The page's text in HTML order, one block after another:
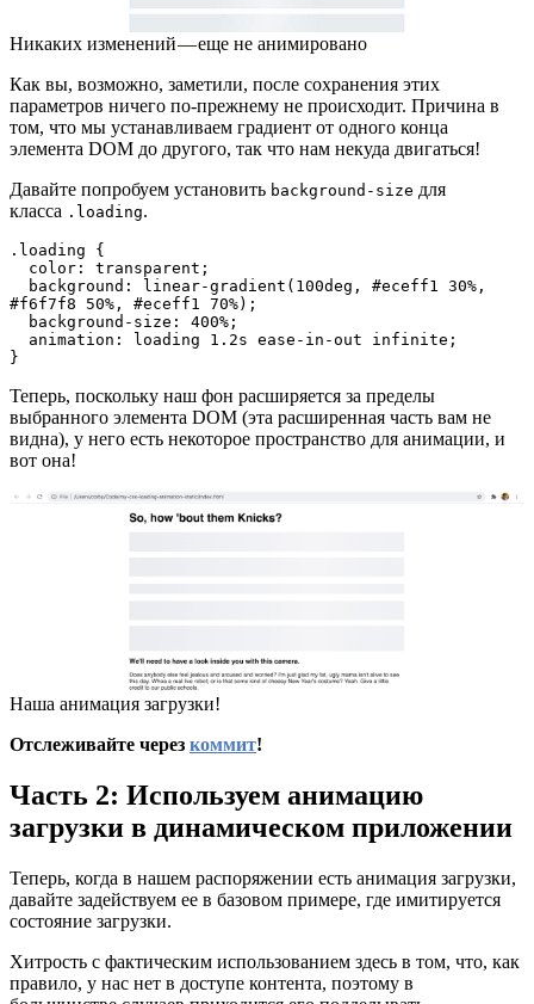
Никаких изменений — еще не анимировано
Как вы, возможно, заметили, после сохранения этих
параметров ничего по-прежнему не происходит. Причина в
том, что мы устанавливаем градиент от одного конца
элемента DOM до другого, так что нам некуда двигаться!
Давайте попробуем установить background-size для
класса .loading.
.loading {
#f6f7f8 50%, #eceff1 70%);
}
Теперь, поскольку наш фон расширяется за пределы
выбранного элемента DOM (эта расширенная часть вам не
видна), у него есть некоторое пространство для анимации, и
вот она!
Наша анимация загрузки!
Отслеживайте через коммит!
Часть 2: Используем анимацию
загрузки в динамическом приложении
Теперь, когда в нашем распоряжении есть анимация загрузки,
давайте задействуем ее в базовом примере, где имитируется
состояние загрузки.
Хитрость с фактическим использованием здесь в том, что, как
правило, у нас нет в доступе контента, поэтому в